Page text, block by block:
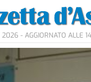
- AGGIORNATO ALLE